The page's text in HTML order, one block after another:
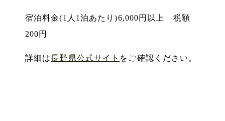
宿泊料金(1人1泊あたり)6,000円以上 税額
200円
詳細は長野県公式サイト をご確認ください 。